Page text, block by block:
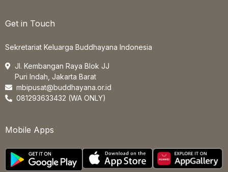
Get in Touch
Sekretariat Keluarga Buddhayana Indonesia
Jl. Kembangan Raya Blok JJ
Puri Indah, Jakarta Barat
mbipusat@buddhayana.or.id
081293633432 (WA ONLY)
Mobile Apps